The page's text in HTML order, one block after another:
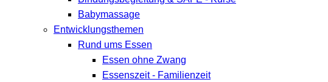
Babymassage
Entwicklungsthemen
Rund ums Essen
Essen ohne Zwang
Essenszeit - Familienzeit